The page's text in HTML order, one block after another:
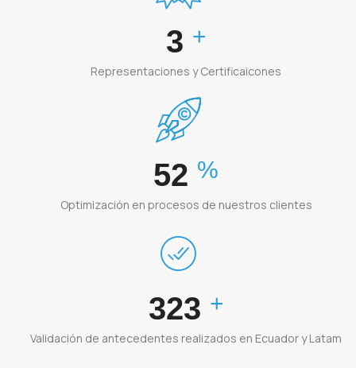
4 +
Representaciones y Certificaicones
80 %
Optimización en procesos de nuestros clientes
500 +
Validación de antecedentes realizados en Ecuador y Latam